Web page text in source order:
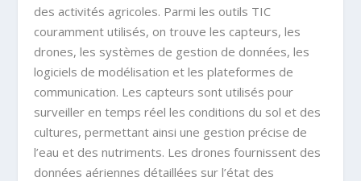
des activités agricoles. Parmi les outils TIC
couramment utilisés, on trouve les capteurs, les
drones, les systèmes de gestion de données, les
logiciels de modélisation et les plateformes de
communication. Les capteurs sont utilisés pour
surveiller en temps réel les conditions du sol et des
cultures, permettant ainsi une gestion précise de
l’eau et des nutriments. Les drones fournissent des
données aériennes détaillées sur l’état des